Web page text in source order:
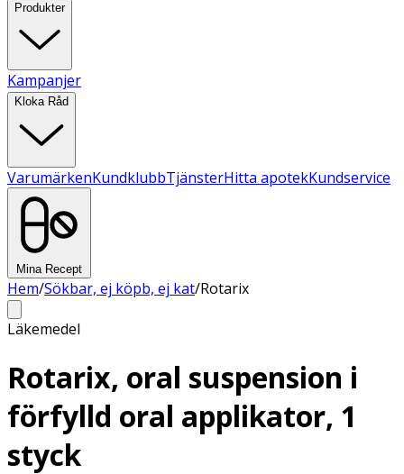
Produkter
Kampanjer
Kloka Råd
VarumärkenKundklubbTjänsterHitta apotekKundservice
Mina Recept
Hem/Sökbar, ej köpb, ej kat/Rotarix
Läkemedel
Rotarix, oral suspension i
förfylld oral applikator, 1
styck